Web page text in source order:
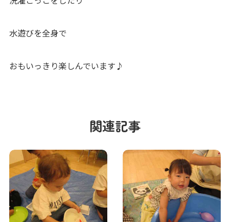
水遊びを全身で
おもいっきり楽しんでいます♪
関連記事